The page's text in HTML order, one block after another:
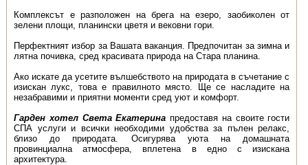
Комплексът е разположен на брега на езеро, заобиколен от
зелени площи, планински цветя и вековни гори.
Перфектният избор за Вашата ваканция. Предпочитан за зимна и
лятна почивка, сред красивата природа на Стара планина.
Ако искате да усетите вълшебството на природата в съчетание с
изискан лукс, това е правилното място. Ще се насладите на
незабравими и приятни моменти сред уют и комфорт.
Гарден хотел Света Екатерина предоставя на своите гости
СПА услуги и всички необходими удобства за пълен релакс,
близо до природата. Осигурява уюта на домашната
провинциална атмосфера, вплетена в едно с изискана
архитектура.